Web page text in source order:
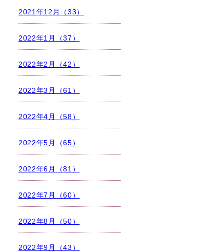
2021年12月（33）
2022年1月（37）
2022年2月（42）
2022年3月（61）
2022年4月（58）
2022年5月（65）
2022年6月（81）
2022年7月（60）
2022年8月（50）
2022年9月（43）